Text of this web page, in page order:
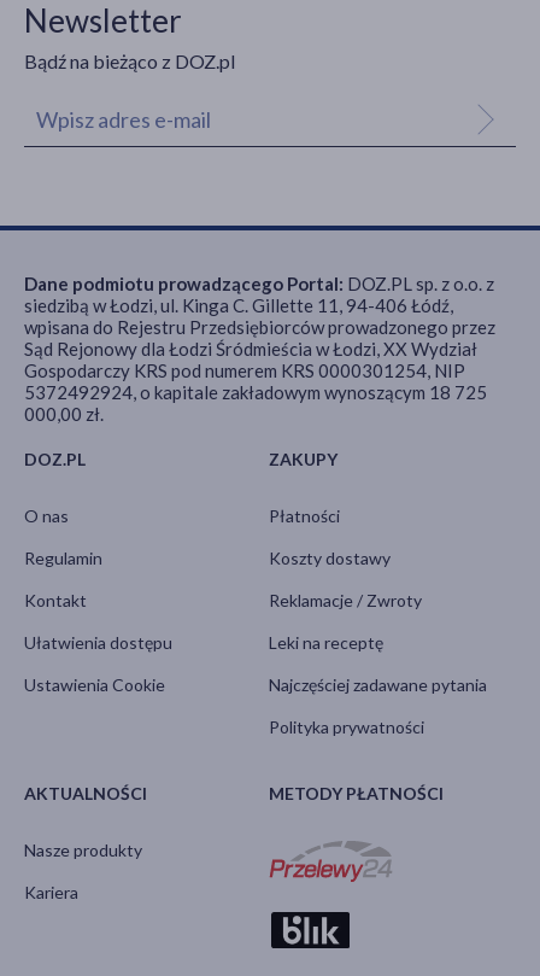
Newsletter
Bądź na bieżąco z DOZ.pl
DOZ.PL
O nas
Regulamin
Kontakt
Ułatwienia dostępu
Ustawienia Cookie
ZAKUPY
Płatności
Koszty dostawy
Reklamacje / Zwroty
Leki na receptę
Najczęściej zadawane pytania
Polityka prywatności
AKTUALNOŚCI
Nasze produkty
Kariera
METODY PŁATNOŚCI
Dane podmiotu prowadzącego Portal: DOZ.PL sp. z o.o. z
siedzibą w Łodzi, ul. Kinga C. Gillette 11, 94-406 Łódź,
wpisana do Rejestru Przedsiębiorców prowadzonego przez
Sąd Rejonowy dla Łodzi Śródmieścia w Łodzi, XX Wydział
Gospodarczy KRS pod numerem KRS 0000301254, NIP
5372492924, o kapitale zakładowym wynoszącym 18 725
000,00 zł.